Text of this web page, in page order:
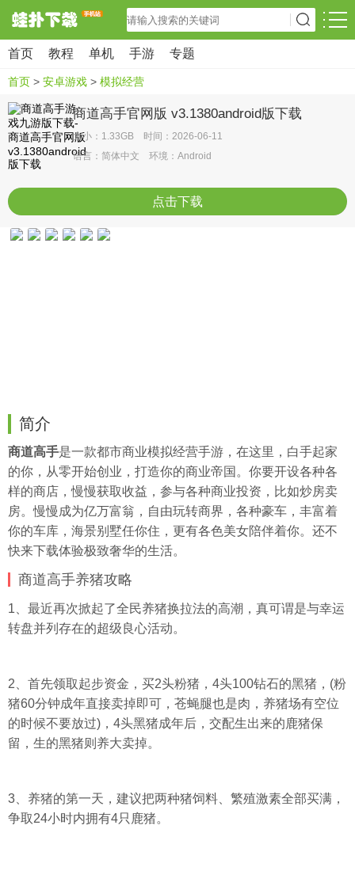
首页 教程 单机 手游 专题
首页 > 安卓游戏 > 模拟经营
商道高手官网版 v3.1380android版下载
大小：1.33GB 时间：2026-06-11
语言：简体中文 环境：Android
点击下载
简介
商道高手是一款都市商业模拟经营手游，在这里，白手起家
的你，从零开始创业，打造你的商业帝国。你要开设各种各
样的商店，慢慢获取收益，参与各种商业投资，比如炒房卖
房。慢慢成为亿万富翁，自由玩转商界，各种豪车，丰富着
你的车库，海景别墅任你住，更有各色美女陪伴着你。还不
快来下载体验极致奢华的生活。
商道高手养猪攻略
1、最近再次掀起了全民养猪换拉法的高潮，真可谓是与幸运
转盘并列存在的超级良心活动。
2、首先领取起步资金，买2头粉猪，4头100钻石的黑猪，(粉
猪60分钟成年直接卖掉即可，苍蝇腿也是肉，养猪场有空位
的时候不要放过)，4头黑猪成年后，交配生出来的鹿猪保
留，生的黑猪则养大卖掉。
3、养猪的第一天，建议把两种猪饲料、繁殖激素全部买满，
争取24小时内拥有4只鹿猪。